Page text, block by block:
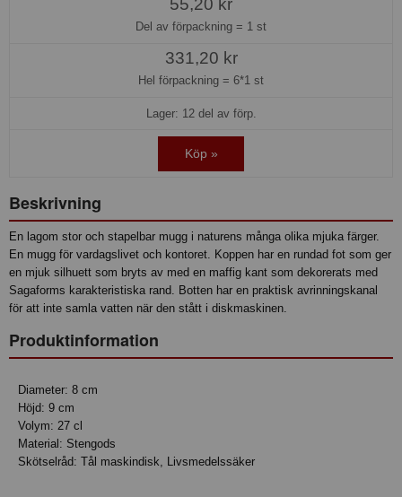
55,20 kr
Del av förpackning = 1 st
331,20 kr
Hel förpackning = 6*1 st
Lager: 12 del av förp.
Köp »
Beskrivning
En lagom stor och stapelbar mugg i naturens många olika mjuka färger.
En mugg för vardagslivet och kontoret. Koppen har en rundad fot som ger
en mjuk silhuett som bryts av med en maffig kant som dekorerats med
Sagaforms karakteristiska rand. Botten har en praktisk avrinningskanal
för att inte samla vatten när den stått i diskmaskinen.
Produktinformation
Diameter: 8 cm
Höjd: 9 cm
Volym: 27 cl
Material: Stengods
Skötselråd: Tål maskindisk, Livsmedelssäker